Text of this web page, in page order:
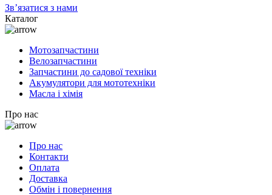
Зв’язатися з нами
Каталог
Мотозапчастини
Велозапчастини
Запчастини до садової техніки
Акумулятори для мототехніки
Масла і хімія
Про нас
Про нас
Контакти
Оплата
Доставка
Обмін і повернення